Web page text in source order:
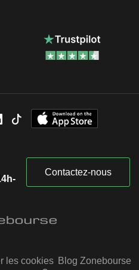
Contactez-nous
les cookies Blog Zonebourse